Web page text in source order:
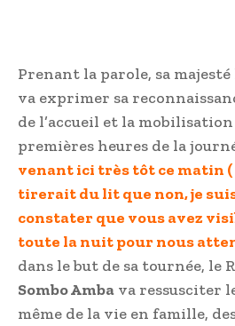
Prenant la parole, sa
va exprimer sa
de l’accueil et la mobilisation
premières heures de la
venant ici très tôt ce matin (
tirerait du lit que non, je
constater que vous avez
toute la nuit pour nous
dans le but de sa tournée, le
Sombo Amba va ressusciter
même de la vie en famille,